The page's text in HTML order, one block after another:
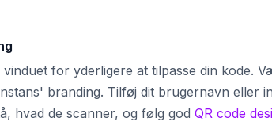
for yderligere at tilpasse din kode.
branding. Tilføj dit brugernavn eller
hvad de scanner, og følg god QR code